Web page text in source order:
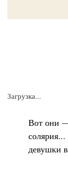
Загрузка...
Вот они
девушки